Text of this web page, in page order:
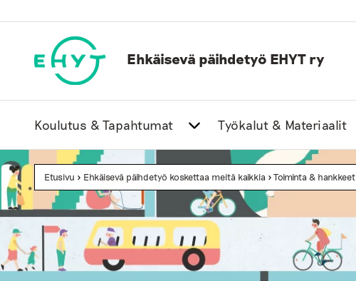
to
Ehkäisevä päihdetyö EHYT ry
Koulutus & Tapahtumat Työkalut & Materiaalit
Etusivu > Ehkäisevä päihdetyö koskettaa meitä kaikkia >Toiminta & hankkeet